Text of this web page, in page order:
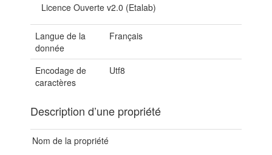
Licence Ouverte v2.0 (Etalab)
Langue de la
donnée
Français
Encodage de
caractères
Utf8
Description d’une propriété
Nom de la propriété